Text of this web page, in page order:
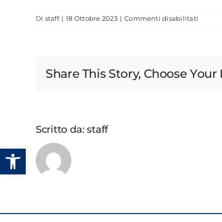
Apri la barra degli strumenti
Di staff | 18 Ottobre 2023 | Commenti disabilitati
Share This Story, Choose
Scritto da:staff